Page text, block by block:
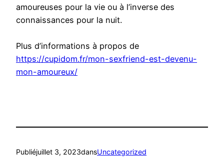
amoureuses pour la vie ou à l’inverse des
connaissances pour la nuit.
Plus d’informations à propos de
https://cupidom.fr/mon-sexfriend-est-devenu-
mon-amoureux/
Publiéjuillet 3, 2023dansUncategorized